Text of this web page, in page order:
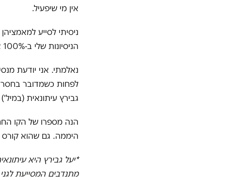
אין מי שיפעיל.
ניסיתי לסייע
הניסיונות שלי ב-100% אחוזי הצלחה. גם מי שהבטיחו, ניתקו מגע ונעלמו.
נאלמתי. אני יודעת
לפחות כשמדובר
גבירץ עיתונאית
היממה. גם שהוא קורס
*יעל גבירץ היא
מתנדבים המסייעת